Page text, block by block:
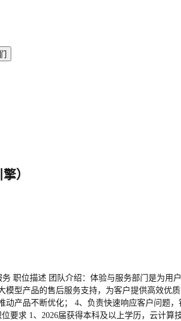
）
职位描述 团队介绍：体验与服务部门是为
模型产品的售后服务支持，为客户提供高效
动产品不断优化； 4、负责快速响应客户问题
要求 1、2026届获得本科及以上学历，云计